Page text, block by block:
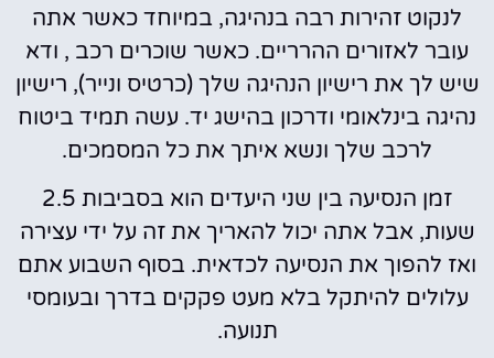
לנקוט זהירות רבה בנהיגה, במיוחד כאשר אתה
עובר לאזורים ההרריים. כאשר שוכרים רכב , ודא
שיש לך את רישיון הנהיגה שלך (כרטיס ונייר), רישיון
נהיגה בינלאומי ודרכון בהישג יד. עשה תמיד ביטוח
לרכב שלך ונשא איתך את כל המסמכים.
זמן הנסיעה בין שני היעדים הוא בסביבות 2.5
שעות, אבל אתה יכול להאריך את זה על ידי עצירה
ואז להפוך את הנסיעה לכדאית. בסוף השבוע אתם
עלולים להיתקל בלא מעט פקקים בדרך ובעומסי
תנועה.